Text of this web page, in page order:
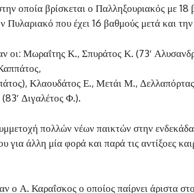
οποία βρίσκεται ο Παλληξουριακός με 18
που έχει 16 βαθμούς μετά και
οι: Μωραΐτης Κ., Σπυράτος Κ. (73′
Κλαουδάτος Ε., Μετάι Μ.,
Διγαλέτος Φ.).
πολλών νέων παικτών στην
για άλλη μία φορά και παρά τις αντίξοες
ο Α. Καραΐσκος ο οποίος παίρνει άριστα